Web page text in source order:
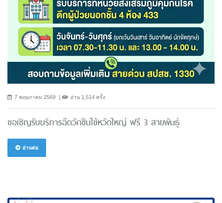
7 พฤษภาคม 2569 อ่าน 1,514 ครั้ง
ขอเชิญรับบริการฉีดวัคซีนไข้หวัดใหญ่ ฟรี 3 สายพันธ์ุ
อ่านต่อ